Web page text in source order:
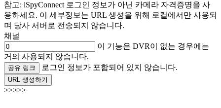
참고: iSpyConnect 로그인 정보가 아닌 카메라 자격증명을 사
용하세요. 이 세부정보는 URL 생성을 위해 로컬에서만 사용되
며 당사 서버로 전송되지 않습니다.
채널
이 기능은 DVR이 없는 경우에는
거의 사용되지 않습니다.
공유 링크 로그인 정보가 포함되어 있지 않습니다.
URL 생성하기
>>>>>